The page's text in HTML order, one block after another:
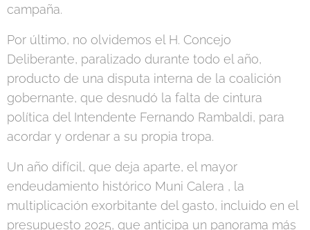
campaña.
Por último, no olvidemos el H. Concejo
Deliberante, paralizado durante todo el año,
producto de una disputa interna de la coalición
gobernante, que desnudó la falta de cintura
política del Intendente Fernando Rambaldi, para
acordar y ordenar a su propia tropa.
Un año difícil, que deja aparte, el mayor
endeudamiento histórico Muni Calera , la
multiplicación exorbitante del gasto, incluido en el
presupuesto 2025, que anticipa un panorama más